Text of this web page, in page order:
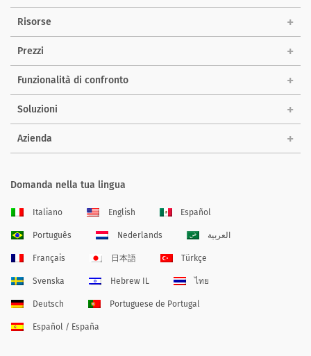
Risorse
Prezzi
Funzionalità di confronto
Soluzioni
Azienda
Domanda nella tua lingua
Italiano English Español
Português Nederlands العربية
Français 日本語 Türkçe
Svenska Hebrew IL ไทย
Deutsch Portuguese de Portugal
Español / España